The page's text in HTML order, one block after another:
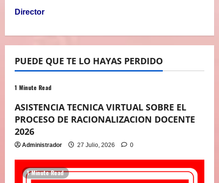
Director
PUEDE QUE TE LO HAYAS PERDIDO
1 Minute Read
ASISTENCIA TECNICA VIRTUAL SOBRE EL
PROCESO DE RACIONALIZACION DOCENTE
2026
Administrador 27 Julio, 2026 0
1 Minute Read